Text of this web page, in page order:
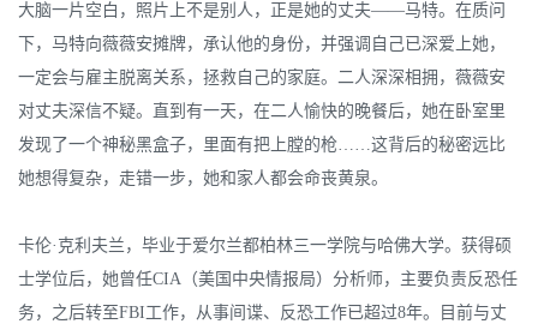
大脑一片空白，照片上不是别人，正是她的丈夫——马特。在质问
下，马特向薇薇安摊牌，承认他的身份，并强调自己已深爱上她，
一定会与雇主脱离关系，拯救自己的家庭。二人深深相拥，薇薇安
对丈夫深信不疑。直到有一天，在二人愉快的晚餐后，她在卧室里
发现了一个神秘黑盒子，里面有把上膛的枪……这背后的秘密远比
她想得复杂，走错一步，她和家人都会命丧黄泉。
卡伦·克利夫兰，毕业于爱尔兰都柏林三一学院与哈佛大学。获得硕
士学位后，她曾任CIA（美国中央情报局）分析师，主要负责反恐任
务，之后转至FBI工作，从事间谍、反恐工作已超过8年。目前与丈